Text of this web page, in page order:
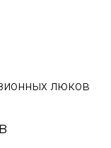
люков